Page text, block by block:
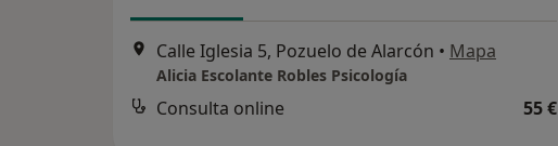
Calle Iglesia 5, Pozuelo de Alarcón • Mapa
Alicia Escolante Robles Psicología
Consulta online 55 €